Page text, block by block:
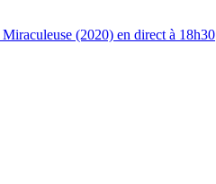
(2020) en direct à 18h30